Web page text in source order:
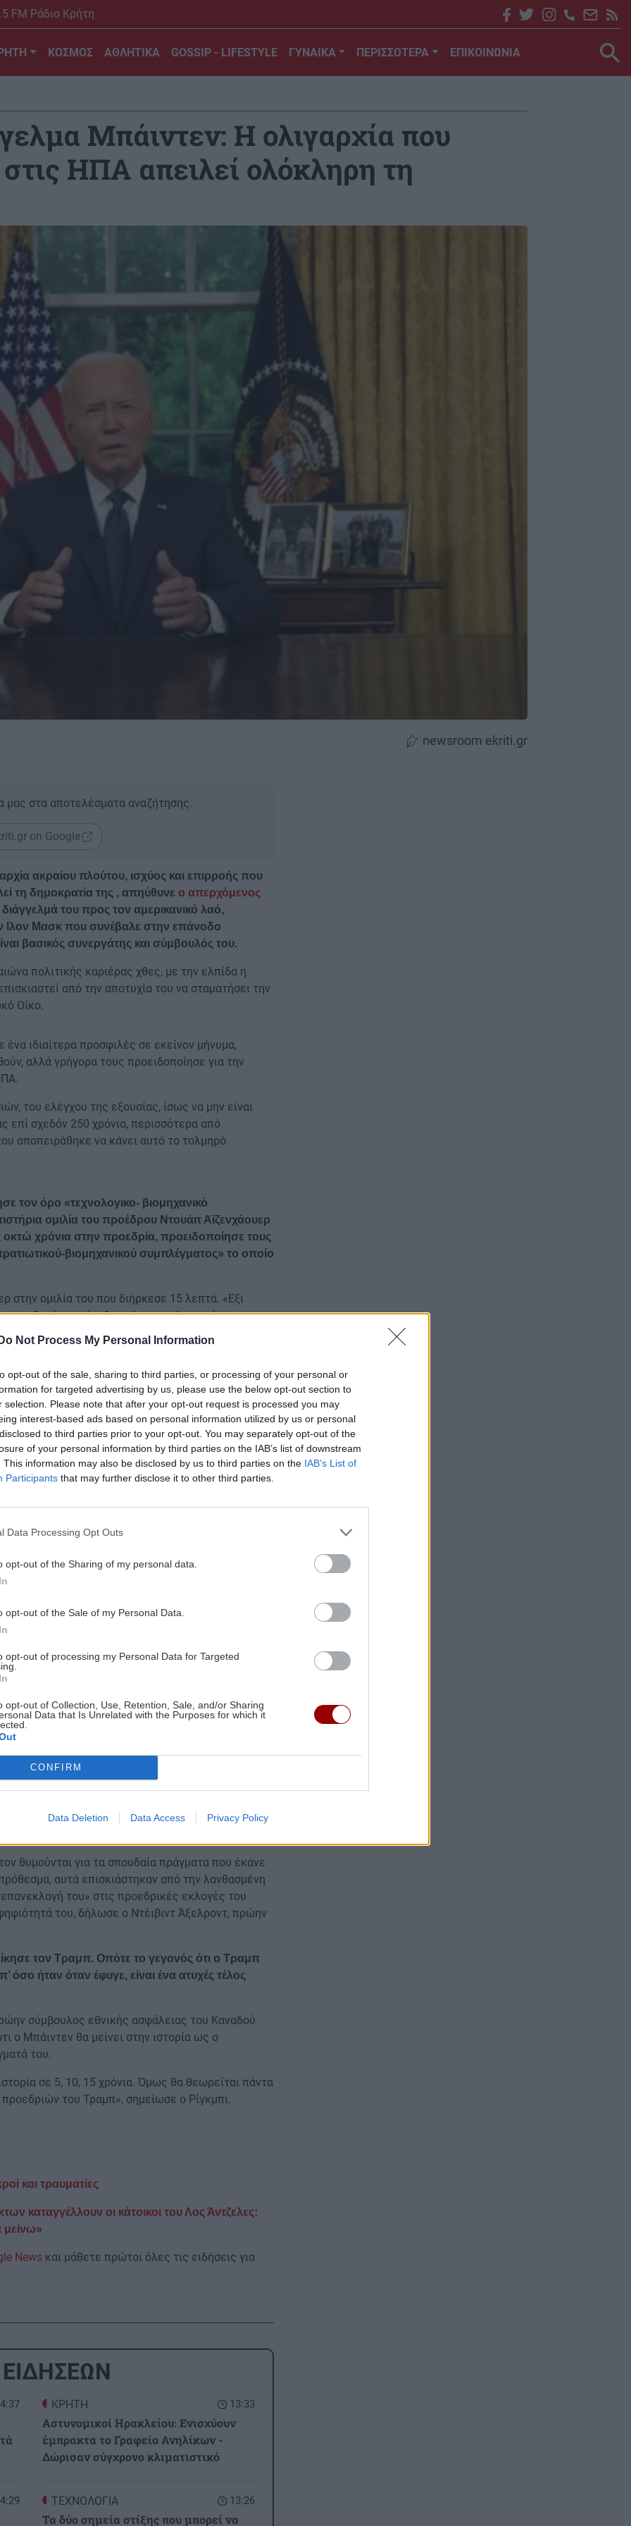
Do Not Process My Personal Information
opt-out of the sale, sharing to third parties, or processing of your personal or
for targeted advertising by us, please use the below opt-out section to
selection. Please note that after your opt-out request is processed you may
interest-based ads based on personal information utilized by us or personal
to third parties prior to your opt-out. You may separately opt-out of the
of your personal information by third parties on the IAB’s list of downstream
This information may also be disclosed by us to third parties on the IAB’s List of
Participants that may further disclose it to other third parties.
Data Processing Opt Outs
opt-out of the Sharing of my personal data.
opt-out of the Sale of my Personal Data.
opt-out of processing my Personal Data for Targeted
opt-out of Collection, Use, Retention, Sale, and/or Sharing
Data that Is Unrelated with the Purposes for which it
CONFIRM
Data Deletion Data Access Privacy Policy
FM Ράδιο Κρήτη
ΚΟΣΜΟΣ ΑΘΛΗΤΙΚΑ GOSSIP - LIFESTYLE ΓΥΝΑΙΚΑ ΠΕΡΙΣΣΟΤΕΡΑ ΕΠΙΚΟΙΝΩΝΙΑ
Μπάιντεν: Η ολιγαρχία που
ΗΠΑ απειλεί ολόκληρη τη
newsroom ekriti.gr
μας στα αποτελέσματα αναζήτησης.
on Google
ακραίου πλούτου, ισχύος και επιρροής που
τη δημοκρατία της , απηύθυνε ο απερχόμενος
διάγγελμά του προς τον αμερικανικό λαό,
Ιλον Μασκ που συνέβαλε στην επάνοδο
βασικός συνεργάτης και σύμβουλός του.
πολιτικής καριέρας χθες, με την ελπίδα η
από την αποτυχία του να σταματήσει την
Οίκο.
ιδιαίτερα προσφιλές σε εκείνον μήνυμα,
αλλά γρήγορα τους προειδοποίησε για την
του ελέγχου της εξουσίας, ίσως να μην είναι
επί σχεδόν 250 χρόνια, περισσότερα από
αποπειράθηκε να κάνει αυτό το τολμηρό
τον όρο «τεχνολογικο- βιομηχανικό
ομιλία του προέδρου Ντουάιτ Αϊζενχάουερ
οκτώ χρόνια στην προεδρία, προειδοποίησε τους
βιομηχανικού συμπλέγματος» το οποίο
στην ομιλία του που διήρκεσε 15 λεπτά. «Εξι
ενδεχόμενη άνοδο ενός τεχνολογικού-
και αυτό πραγματικούς κινδύνους για τη
παραπληροφόρησης και ψευδούς
εξουσίας».
Τα μέσα κοινωνικής δικτύωσης
ακραίου πλούτου, ισχύος και επιρροής, η
μας, τα βασικά μας δικαιώματα και την
να έχει ο καθένας να ανελιχθεί», πρόσθεσε. ο
και ο Μαρκ Ζάκερμπεργκ της Meta θα
του Τραμπ την ερχόμενη Δευτέρα και θα
της κυβέρνησής του και εκλεγμένους
που το Δημοκρατικό Κόμμα έχει πολύ μικρή
έχει επιλέξει να διορίσει στην κυβέρνησή του
της αμερικανικής οικονομίας μετά την
ημιαγωγών, προσπάθησε να λάβει μέτρα για
παράλληλα επιδίωξε να περιορίσει τις
να επενδύσει στο μέλλον.
το χάσμα που έχει δημιουργηθεί στη
επίτευγμα – η νίκη του επί του Τραμπ το 2020—
πρόεδρο να έχει δεσμευθεί να ακυρώσει πολλές
θυμούνται για τα σπουδαία πράγματα που έκανε
αυτά επισκιάστηκαν από την λανθασμένη
του» στις προεδρικές εκλογές του
του, δήλωσε ο Ντέιβιντ Άξελροντ, πρώην
τον Τραμπ. Οπότε το γεγονός ότι ο Τραμπ
όσο ήταν όταν έφυγε, είναι ένα ατυχές τέλος
σύμβουλος εθνικής ασφάλειας του Καναδού
ο Μπάιντεν θα μείνει στην ιστορία ως ο
του.
σε 5, 10, 15 χρόνια. Όμως θα θεωρείται πάντα
του Τραμπ», σημείωσε ο Ρίγκμπι.
και τραυματίες
καταγγέλλουν οι κάτοικοι του Λος Άντζελες:
μείνω»
News και μάθετε πρώτοι όλες τις ειδήσεις για
13:33
ΚΡΗΤΗ
Αστυνομικοί Ηρακλείου: Ενισχύουν
έμπρακτα το Γραφείο Ανηλίκων -
Δώρισαν σύγχρονο κλιματιστικό
13:26
ΤΕΧΝΟΛΟΓΙΑ
Τα δύο σημεία στίξης που μπορεί να